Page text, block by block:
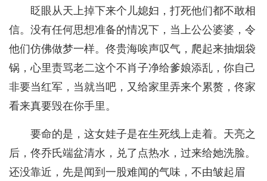
眨眼从天上掉下来个儿媳妇，打死他们都不敢相
信。没有任何思想准备的情况下，当上公公婆婆，令
他们仿佛做梦一样。佟贵海唉声叹气，爬起来抽烟袋
锅，心里责骂老二这个不肖子净给爹娘添乱，你自己
非要当红军，当就当吧，又给家里弄来个累赘，佟家
看来真要毁在你手里。
要命的是，这女娃子是在生死线上走着。天亮之
后，佟乔氏端盆清水，兑了点热水，过来给她洗脸。
还没靠近，先是闻到一股难闻的气味，不由皱起眉